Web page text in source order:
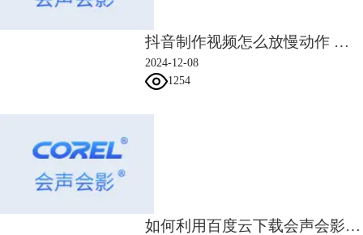
抖音制作视频怎么放慢动作 抖音制作视频怎么加语音配音
2024-12-08
1254
如何利用百度云下载会声会影素材礼包